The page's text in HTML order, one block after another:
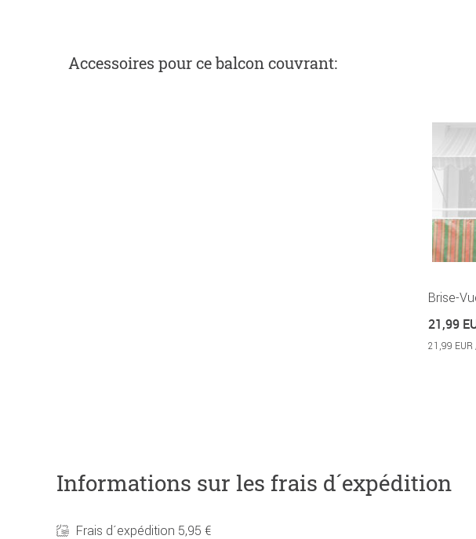
Accessoires pour ce balcon couvrant:
Brise-
21,99
21,99 EUR
Informations sur les frais d´expédition
Frais d´expédition 5,95 €